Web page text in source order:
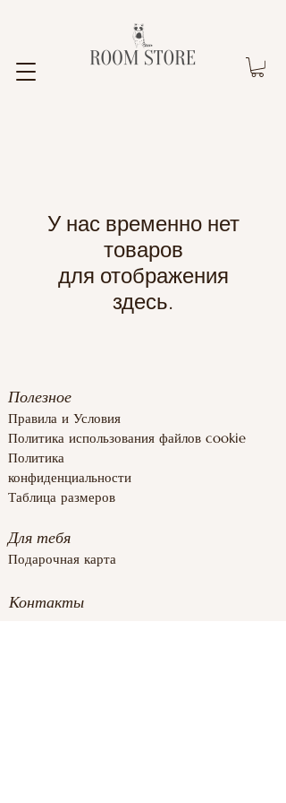
У нас временно нет
товаров
для отображения
здесь.
Полезное
Правила и Условия
Политика использования файлов cookie
Политика
конфиденциальности
Таблица размеров
Для тебя
Подарочная карта
Контакты